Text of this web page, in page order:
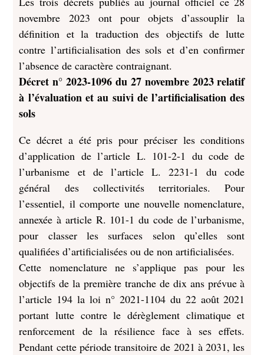
novembre 2023 ont pour objets d’assouplir la
définition et la traduction des objectifs de lutte
contre l’artificialisation des sols et d’en confirmer
l’absence de caractère contraignant.
Décret n° 2023-1096 du 27 novembre 2023 relatif
à l’évaluation et au suivi de l’artificialisation des
sols
Ce décret a été pris pour préciser les conditions
d’application de l’article L. 101-2-1 du code de
l’urbanisme et de l’article L. 2231-1 du code
général des collectivités territoriales. Pour
l’essentiel, il comporte une nouvelle nomenclature,
annexée à article R. 101-1 du code de l’urbanisme,
pour classer les surfaces selon qu’elles sont
qualifiées d’artificialisées ou de non artificialisées.
Cette nomenclature ne s’applique pas pour les
objectifs de la première tranche de dix ans prévue à
l’article 194 la loi n° 2021-1104 du 22 août 2021
portant lutte contre le dérèglement climatique et
renforcement de la résilience face à ses effets.
Pendant cette période transitoire de 2021 à 2031, les